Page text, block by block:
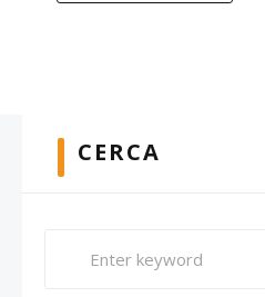
CERCA